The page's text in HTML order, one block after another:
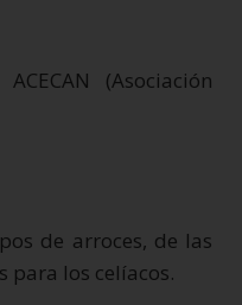
(Asociación
de arroces, de las
para los celíacos.